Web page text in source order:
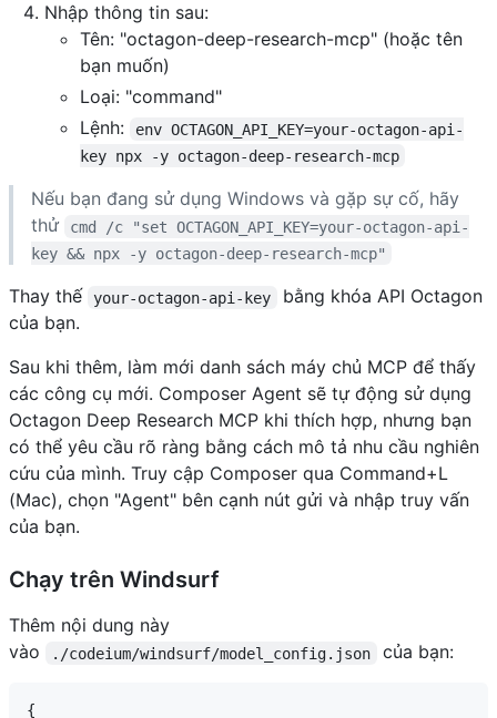
Nhập thông tin sau:
Tên: "octagon-deep-research-mcp" (hoặc tên
bạn muốn)
Loại: "command"
Lệnh:
env OCTAGON_API_KEY=your-octagon-api-
key npx -y octagon-deep-research-mcp
Nếu bạn đang sử dụng Windows và gặp sự cố, hãy
thử
cmd /c "set OCTAGON_API_KEY=your-octagon-api-
key && npx -y octagon-deep-research-mcp"
Thay thế your-octagon-api-key
bằng khóa API Octagon
của bạn.
Sau khi thêm, làm mới danh sách máy chủ MCP để thấy
các công cụ mới. Composer Agent sẽ tự động sử dụng
Octagon Deep Research MCP khi thích hợp, nhưng bạn
có thể yêu cầu rõ ràng bằng cách mô tả nhu cầu nghiên
cứu của mình. Truy cập Composer qua Command+L
(Mac), chọn "Agent" bên cạnh nút gửi và nhập truy vấn
của bạn.
Chạy trên Windsurf
Thêm nội dung này
vào
./codeium/windsurf/model_config.json của bạn:
{